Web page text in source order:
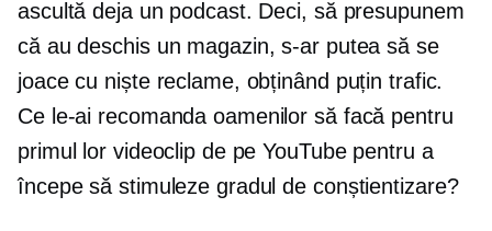
ascultă deja un podcast. Deci, să presupunem
că au deschis un magazin, s-ar putea să se
joace cu niște reclame, obținând puțin trafic.
Ce le-ai recomanda oamenilor să facă pentru
primul lor videoclip de pe YouTube pentru a
începe să stimuleze gradul de conștientizare?